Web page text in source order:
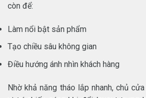
còn để:
Làm nổi bật sản phẩm
Tạo chiều sâu không gian
Điều hướng ánh nhìn khách hàng
Nhờ khả năng tháo lắp nhanh, chủ